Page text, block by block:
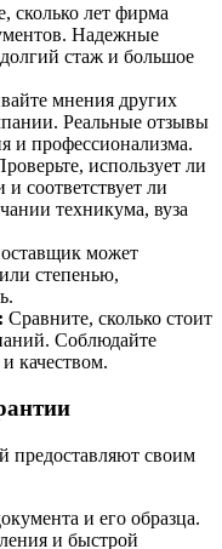
сколько лет фирма
Надежные
стаж и большое
мнения других
Реальные отзывы
и профессионализма.
использует ли
соответствует ли
техникума, вуза
может
степенью,
Сравните, сколько стоит
Соблюдайте
качеством.
предоставляют своим
и его образца.
и быстрой